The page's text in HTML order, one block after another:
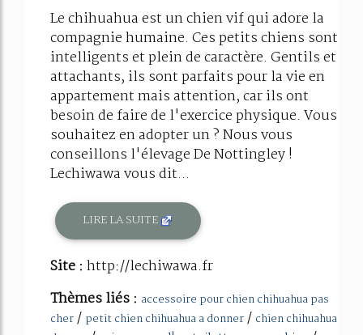
Le chihuahua est un chien vif qui adore la
compagnie humaine. Ces petits chiens sont
intelligents et plein de caractère. Gentils et
attachants, ils sont parfaits pour la vie en
appartement mais attention, car ils ont
besoin de faire de l'exercice physique. Vous
souhaitez en adopter un ? Nous vous
conseillons l'élevage De Nottingley !
Lechiwawa vous dit...
LIRE LA SUITE
Site : http://lechiwawa.fr
Thèmes liés : accessoire pour chien chihuahua pas
cher/ petit chien chihuahua a donner/ chien chihuahua